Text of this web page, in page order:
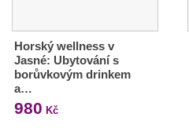
Horský wellness v
Jasné: Ubytování s
borůvkovým drinkem
a…
980 Kč